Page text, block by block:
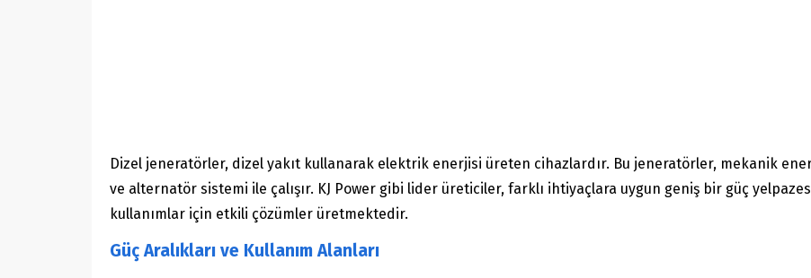
Dizel jeneratörler, dizel yakıt kullanarak elektrik enerjisi üreten cihazlardır. Bu jeneratörler, mekanik
ve alternatör sistemi ile çalışır. KJ Power gibi lider üreticiler, farklı ihtiyaçlara uygun geniş bir güç
kullanımlar için etkili çözümler üretmektedir.
Güç Aralıkları ve Kullanım Alanları